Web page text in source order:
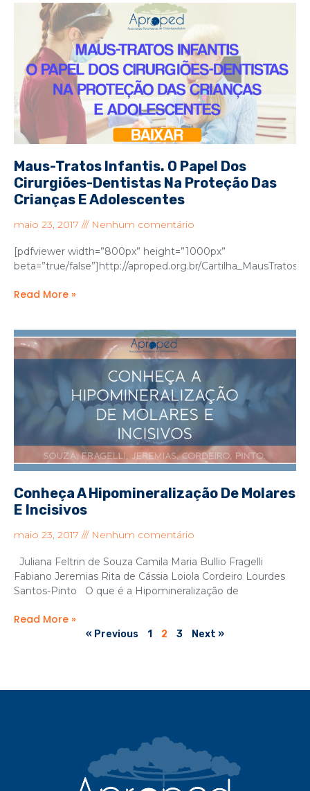
Maus-Tratos Infantis. O Papel Dos
Cirurgiões-Dentistas Na Proteção Das
Crianças E Adolescentes
maio 23, 2017 Nenhum comentário
[pdfviewer width=”800px” height=”1000px”
beta=”true/false”]http://aproped.org.br/
Read More »
Conheça A Hipomineralização De Molares
E Incisivos
maio 23, 2017 Nenhum comentário
Juliana Feltrin de Souza Camila Maria Bullio Fragelli
Fabiano Jeremias Rita de Cássia Loiola Cordeiro Lourdes
Santos-Pinto O que é a Hipomineralização de
Read More »
« Previous 1 2 3 Next »